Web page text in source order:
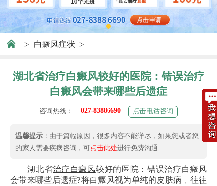
> 白癜风症状 >
湖北省治疗白癜风较好的医院：错误治疗
白癜风会带来哪些后遗症
咨询热线： 027-83886690 点击电话咨询
温馨提示： 由于篇幅原因，很多内容不能详尽，如果您或者您
的家人需要疾病咨询，可点击此处进行免费沟通
湖北省治疗白癜风较好的医院：错误治疗白癜风
会带来哪些后遗症?将白癜风视为单纯的皮肤病，往往